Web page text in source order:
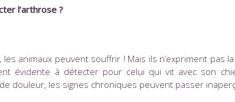
l’arthrose ?
animaux peuvent souffrir ! Mais ils n’expriment pas
évidente à détecter pour celui qui vit avec son
douleur, les signes chroniques peuvent passer